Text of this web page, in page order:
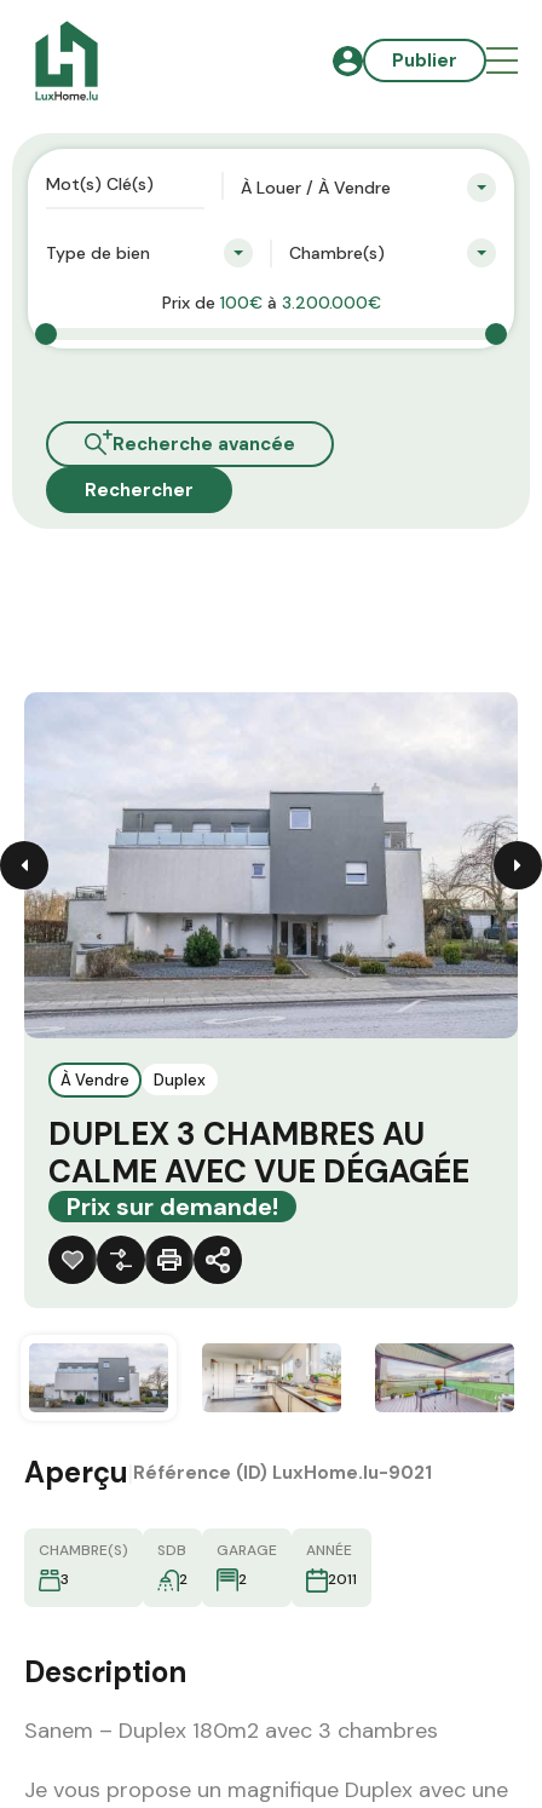
Publier
À Louer / À Vendre
Type de bien Chambre(s)
Prix de 100€à 3.200.000€
Recherche avancée
Rechercher
À Vendre Duplex
DUPLEX 3 CHAMBRES AU
CALME AVEC VUE DÉGAGÉE
Prix sur demande!
Aperçu Référence (ID) LuxHome.lu-9021
CHAMBRE(S)
3
SDB
2
GARAGE
2
ANNÉE
2011
Description
Sanem – Duplex 180m2 avec 3 chambres
Je vous propose un magnifique Duplex avec une